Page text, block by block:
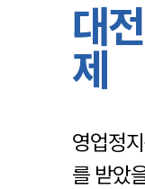
대
제
영업정
를 받았